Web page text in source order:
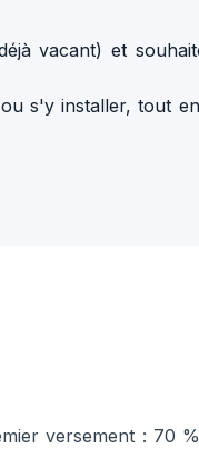
vacant) et
s'y installer, tout
versement : 70